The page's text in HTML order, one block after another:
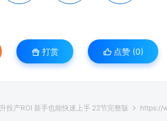
打赏 点赞 (0)
投产ROI 新手也能快速上手 22节完整版 https://